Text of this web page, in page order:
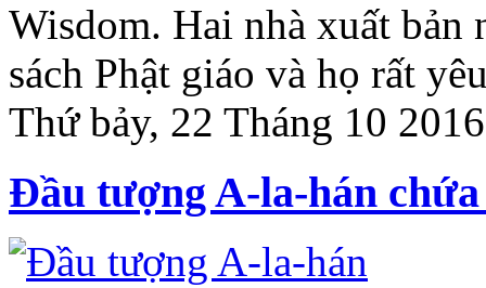
Wisdom. Hai nhà xuất
sách Phật giáo và họ rất
Thứ bảy, 22 Tháng 10
Đầu tượng A-la-hán